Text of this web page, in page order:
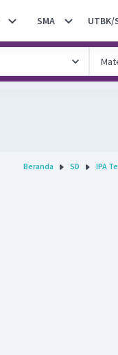
SMA UTBK/
Beranda SD IPA